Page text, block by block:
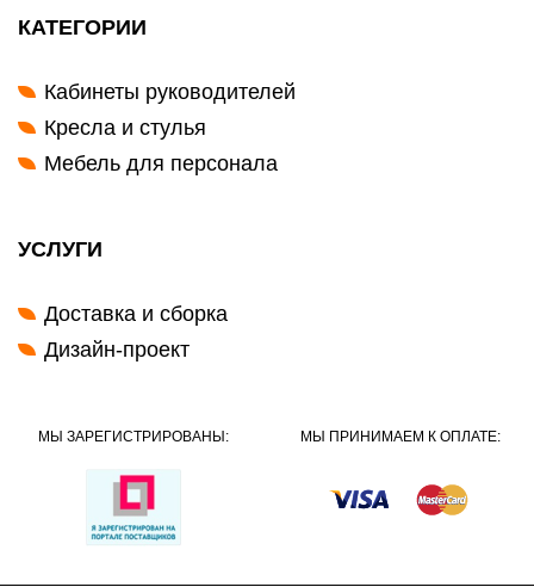
КАТЕГОРИИ
Кабинеты руководителей
Кресла и стулья
Мебель для персонала
УСЛУГИ
Доставка и сборка
Дизайн-проект
МЫ ЗАРЕГИСТРИРОВАНЫ: МЫ ПРИНИМАЕМ К ОПЛАТЕ: